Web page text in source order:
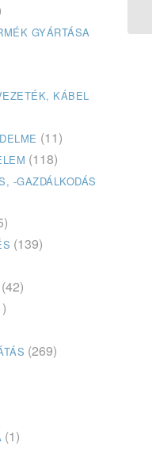
GYÁRTÁSA
KÁBEL
(11)
(118)
-GAZDÁLKODÁS
(139)
(42)
(269)
(1)